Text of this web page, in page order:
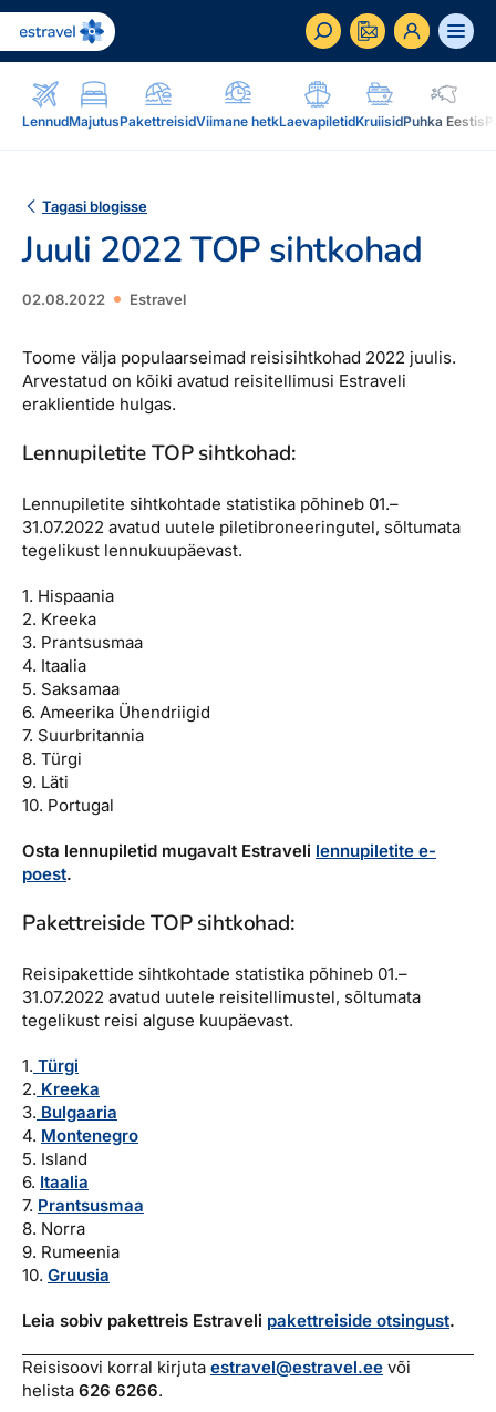
LennudMajutusPakettreisidViimane hetkLaevapiletidKruiisidPuhka Eestis
ET RU EN
Inspiratsioon & blogi
Blogi, sihtkohad, podcastid, ajakiri, uudiskiri...
Sihtkohad
Podcastid
Uudiskiri
Reisiajakiri Traveller
Järelmaks, Estraveli kinkekaart, Airalo eSim,
reisikaubad.ee...
Reisitarvete e-pood
Airalo eSIM
Reisija meelespea
Boonuspunktid, Kuldkaart, Platinum kaart...
Kuldkaart
Platinum Club
Püsisoodustused
Boonuspunktid
Meist
Ettevõttest, kontaktid, reisikonsultandi teenus, tule
tööle, uudised...
Ettevõttest
Kontaktid
Reisikonsultandi teenus
Tule tööle
Uudised
Tagasi blogisse
Juuli 2022 TOP sihtkohad
02.08.2022 Estravel
Toome välja populaarseimad reisisihtkohad 2022 juulis.
Arvestatud on kõiki avatud reisitellimusi Estraveli
eraklientide hulgas.
Lennupiletite TOP sihtkohad:
Lennupiletite sihtkohtade statistika põhineb 01.–
31.07.2022 avatud uutele piletibroneeringutel, sõltumata
tegelikust lennukuupäevast.
1. Hispaania
2. Kreeka
3. Prantsusmaa
4. Itaalia
5. Saksamaa
6. Ameerika Ühendriigid
7. Suurbritannia
8. Türgi
9. Läti
10. Portugal
Osta lennupiletid mugavalt Estraveli lennupiletite e-
poest.
Pakettreiside TOP sihtkohad:
Reisipakettide sihtkohtade statistika põhineb 01.–
31.07.2022 avatud uutele reisitellimustel, sõltumata
tegelikust reisi alguse kuupäevast.
1. Türgi
2. Kreeka
3. Bulgaaria
4. Montenegro
5. Island
6. Itaalia
7. Prantsusmaa
8. Norra
9. Rumeenia
10. Gruusia
Leia sobiv pakettreis Estraveli pakettreiside otsingust.
Reisisoovi korral kirjuta estravel@estravel.ee või
helista 626 6266.